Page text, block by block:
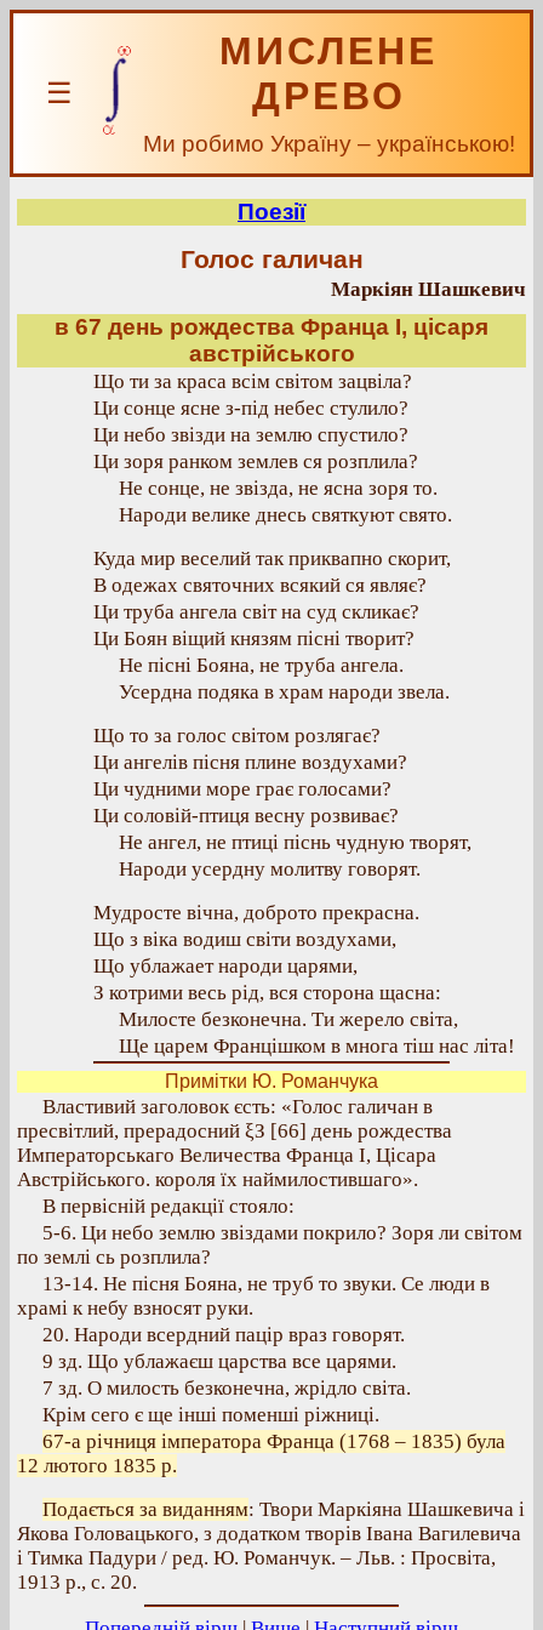
☰
МИСЛЕНЕ
ДРЕВО
Ми робимо Україну – українською!
Поезії
Голос галичан
Маркіян Шашкевич
в 67 день рождества Франца І, цісаря
австрійського
Що ти за краса всім світом зацвіла?
Ци сонце ясне з-під небес стулило?
Ци небо звізди на землю спустило?
Ци зоря ранком землев ся розплила?
Не сонце, не звізда, не ясна зоря то.
Народи велике днесь святкуют свято.
Куда мир веселий так приквапно скорит,
В одежах святочних всякий ся являє?
Ци труба ангела світ на суд скликає?
Ци Боян віщий князям пісні творит?
Не пісні Бояна, не труба ангела.
Усердна подяка в храм народи звела.
Що то за голос світом розлягає?
Ци ангелів пісня плине воздухами?
Ци чудними море грає голосами?
Ци соловій-птиця весну розвиває?
Не ангел, не птиці піснь чудную творят,
Народи усердну молитву говорят.
Мудросте вічна, доброто прекрасна.
Що з віка водиш світи воздухами,
Що ублажает народи царями,
З котрими весь рід, вся сторона щасна:
Милосте безконечна. Ти жерело світа,
Ще царем Францішком в многа тіш нас літа!
Примітки Ю. Романчука
Властивий заголовок єсть: «Голос галичан в
пресвітлий, прерадосний ξЗ [66] день рождества
Императорськаго Величества Франца І, Цісара
Австрійського. короля їх наймилостившаго».
В первісній редакції стояло:
5-6. Ци небо землю звіздами покрило? Зоря ли світом
по землі сь розплила?
13-14. Не пісня Бояна, не труб то звуки. Се люди в
храмі к небу взносят руки.
20. Народи всердний пацір враз говорят.
9 зд. Що ублажаєш царства все царями.
7 зд. О милость безконечна, жрідло світа.
Крім сего є ще інші поменші ріжниці.
67-а річниця імператора Франца (1768 – 1835) була
12 лютого 1835 р.
Подається за виданням: Твори Маркіяна Шашкевича і
Якова Головацького, з додатком творів Івана Вагилевича
і Тимка Падури / ред. Ю. Романчук. – Льв. : Просвіта,
1913 р., с. 20.